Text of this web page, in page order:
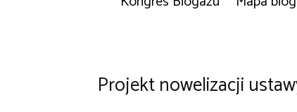
Projekt nowelizacji